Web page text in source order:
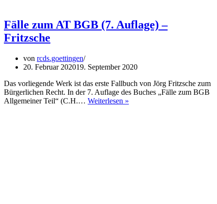
Fälle zum AT BGB (7. Auflage) –
Fritzsche
von rcds.goettingen
20. Februar 202019. September 2020
Das vorliegende Werk ist das erste Fallbuch von Jörg Fritzsche zum
Bürgerlichen Recht. In der 7. Auflage des Buches „Fälle zum BGB
Allgemeiner Teil“ (C.H.… Weiterlesen »